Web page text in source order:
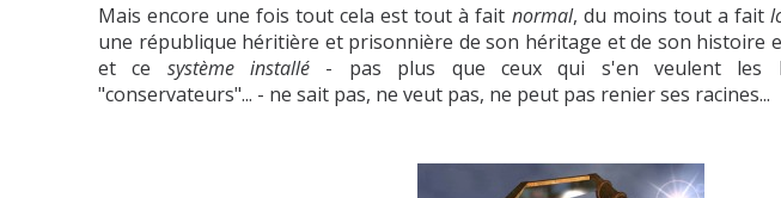
Mais encore une fois tout cela est tout à fait normal, du moins tout a fait
une république héritière et prisonnière de son héritage et de son histoire
et ce système installé - pas plus que ceux qui s'en veulent les
"conservateurs"... - ne sait pas, ne veut pas, ne peut pas renier ses racines...